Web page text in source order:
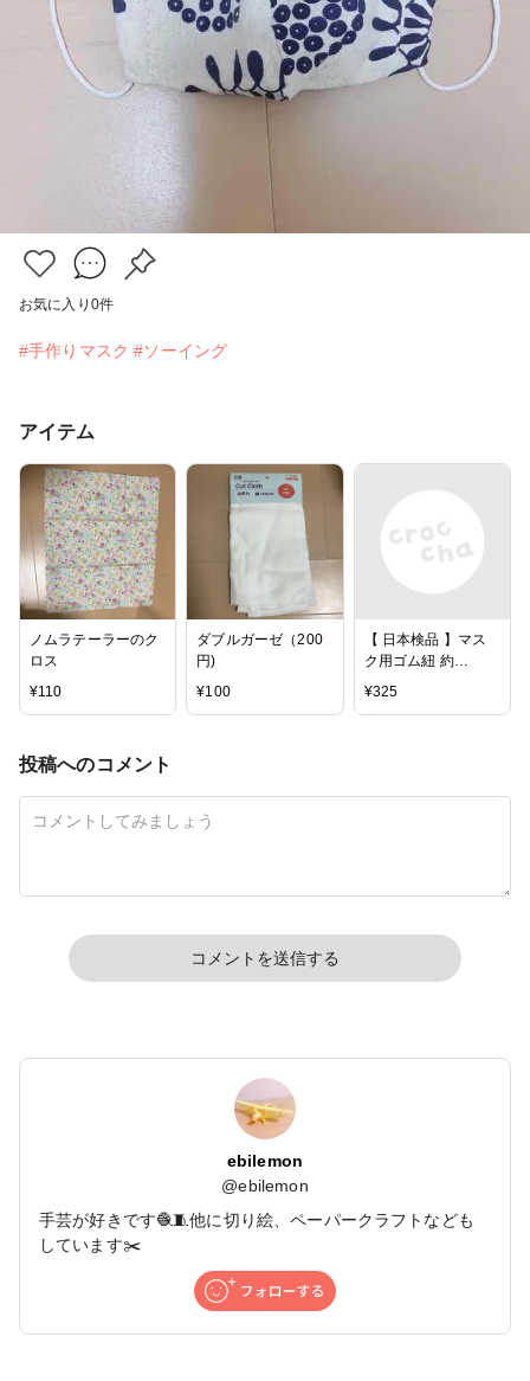
お気に入り 0件
#手作りマスク #ソーイング
アイテム
ノムラテーラーのク
ロス
¥110
ダブルガーゼ（200
円)
¥100
【 日本検品 】マス
ク用ゴム紐 約
3mm×10mカット マ
¥325
投稿へのコメント
コメントを送信する
ebilemon
@ebilemon
手芸が好きです🧶🧵他に切り絵、ペーパークラフトなども
しています✂️